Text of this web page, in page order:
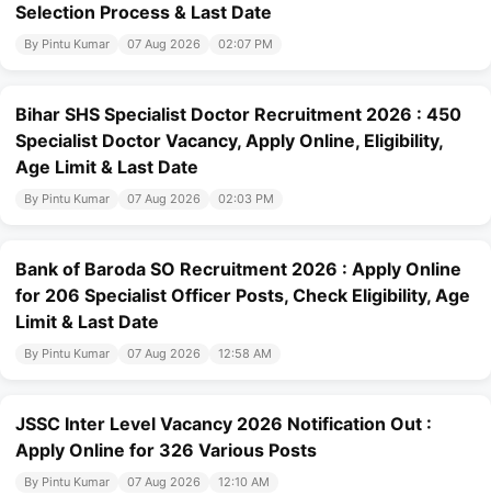
Selection Process & Last Date
By Pintu Kumar 07 Aug 2026 02:07 PM
Bihar SHS Specialist Doctor Recruitment 2026 : 450
Specialist Doctor Vacancy, Apply Online, Eligibility,
Age Limit & Last Date
By Pintu Kumar 07 Aug 2026 02:03 PM
Bank of Baroda SO Recruitment 2026 : Apply Online
for 206 Specialist Officer Posts, Check Eligibility, Age
Limit & Last Date
By Pintu Kumar 07 Aug 2026 12:58 AM
JSSC Inter Level Vacancy 2026 Notification Out :
Apply Online for 326 Various Posts
By Pintu Kumar 07 Aug 2026 12:10 AM